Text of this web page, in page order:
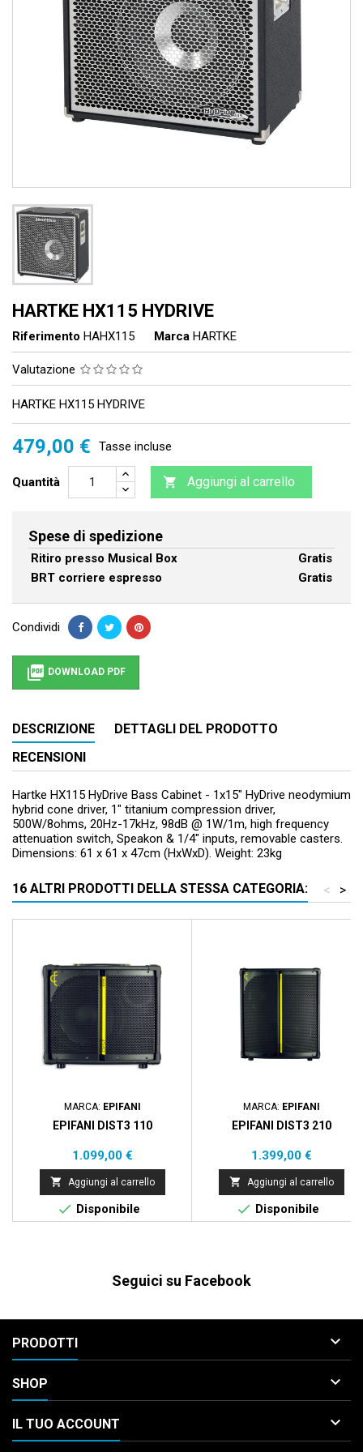
HARTKE HX115 HYDRIVE
Riferimento HAHX115 Marca HARTKE
Valutazione
HARTKE HX115 HYDRIVE
479,00 € Tasse incluse
Quantità  Aggiungi al carrello
Spese di spedizione
Ritiro presso Musical Box
Gratis
BRT corriere espresso
Gratis
Condividi
 DOWNLOAD PDF
DESCRIZIONE
DETTAGLI DEL PRODOTTO
RECENSIONI
Hartke HX115 HyDrive Bass Cabinet - 1x15" HyDrive neodymium
hybrid cone driver, 1" titanium compression driver,
500W/8ohms, 20Hz-17kHz, 98dB @ 1W/1m, high frequency
attenuation switch, Speakon & 1/4" inputs, removable casters.
Dimensions: 61 x 61 x 47cm (HxWxD). Weight: 23kg
16 ALTRI PRODOTTI DELLA STESSA CATEGORIA: >
<
MARCA: EPIFANI
EPIFANI DIST3 110
Prezzo
1.099,00 €
 Aggiungi al carrello
 Disponibile
MARCA: EPIFANI
EPIFANI DIST3 210
Prezzo
1.399,00 €
 Aggiungi al carrello
 Disponibile
Seguici su Facebook
PRODOTTI 
SHOP 
IL TUO ACCOUNT 